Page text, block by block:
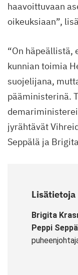
haavoittuvaan
oikeuksiaan”,
“On häpeällistä,
kunnian toimia
suojelijana,
pääministerinä.
jyrähtävät
Seppälä ja
Lisätietoja
Brigita
Peppi